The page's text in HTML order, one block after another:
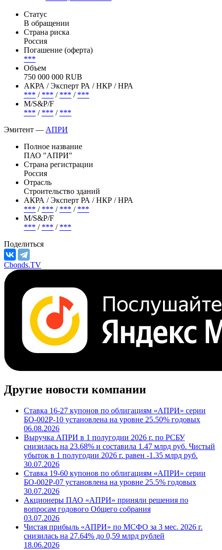
рублей. Цена приобретения – 100% от номинальной
стоимости.
Эмиссия —АПРИ, БО-002Р-02
Статус
В обращении
Страна риска
Россия
Погашение (оферта)
***
Объем
750 000 000 RUB
*** /***/***
***/***/***
Эмитент —АПРИ
Полное название
ПАО "АПРИ"
Страна регистрации
Россия
Отрасль
Строительство зданий
***/***
М/S&P/F
***/
Поделиться
Cbonds.TV
Другие новости компании
Ставка 16-27 купонов по облигациям «АПРИ» серии
БО-002Р-10 установлена на уровне 25.50% годовых
06.08.2026
Выручка АПРИ в 1 полугодии 2026 г. по РСБУ
снизилась на 23.68% и составила 1.47 млрд руб. Чистый
убыток в 1 полугодии 2026 г. равен -1.35 млрд руб.
30.07.2026
Ставка 19-60 купонов по облигациям «АПРИ» серии
БО-002Р-07 установлена на уровне 25.5% годовых
30.07.2026
Акционеры ПАО «АПРИ» приняли решения по
вопросам годового Общего собрания